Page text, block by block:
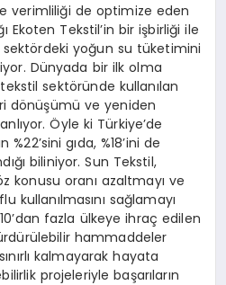
verimliliği de optimize eden
Ekoten Tekstil’in bir işbirliği ile
yoğun su tüketimini
Dünyada bir ilk olma
sektöründe kullanılan
dönüşümü ve yeniden
Öyle ki Türkiye’de
gıda, %18’ini de
biliniyor. Sun Tekstil,
konusu oranı azaltmayı ve
kullanılmasını sağlamayı
fazla ülkeye ihraç edilen
hammaddeler
kalmayarak hayata
projeleriyle başarıların